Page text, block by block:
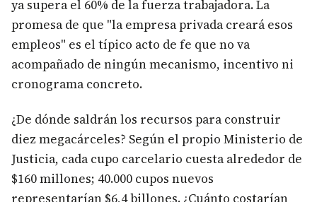
ya supera el 60% de la fuerza trabajadora. La
promesa de que "la empresa privada creará esos
empleos" es el típico acto de fe que no va
acompañado de ningún mecanismo, incentivo ni
cronograma concreto.
¿De dónde saldrán los recursos para construir
diez megacárceles? Según el propio Ministerio de
Justicia, cada cupo carcelario cuesta alrededor de
$160 millones; 40.000 cupos nuevos
representarían $6,4 billones. ¿Cuánto costarían